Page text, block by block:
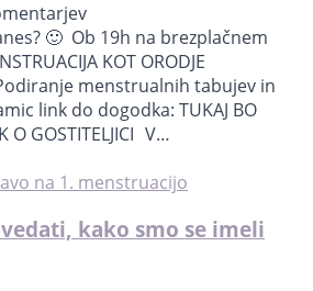
🙂 Ob 19h na brezplačnem
KOT ORODJE
menstrualnih tabujev in
link do dogodka: TUKAJ BO
O GOSTITELJICI V…
kako smo se imeli